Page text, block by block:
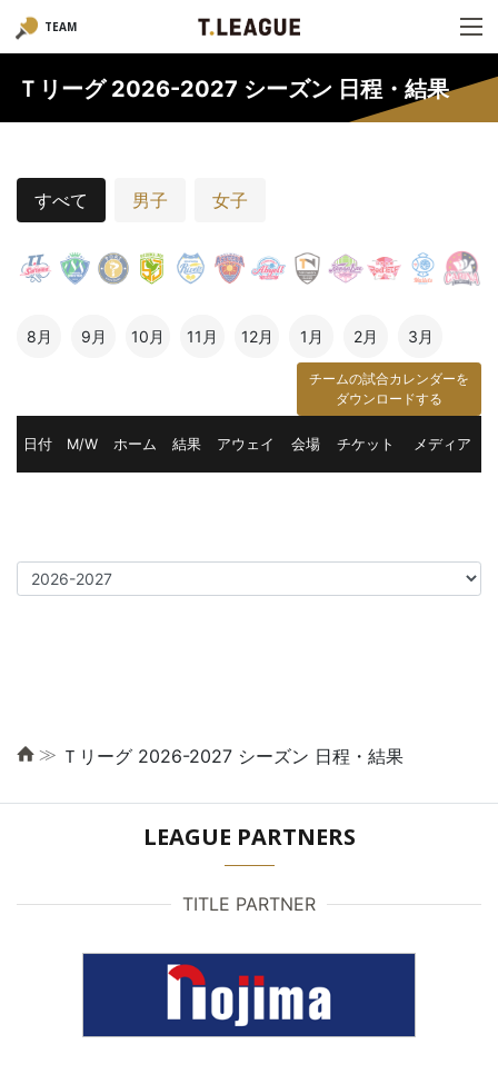
TEAM
Ｔリーグ 2026-2027 シーズン 日程・結果
すべて 男子 女子
8月 9月 10月 11月 12月 1月 2月 3月
チームの試合カレンダーを
ダウンロードする
日付 M/W ホーム 結果 アウェイ 会場 チケット メディア
≫ Ｔリーグ 2026-2027 シーズン 日程・結果
LEAGUE PARTNERS
TITLE PARTNER